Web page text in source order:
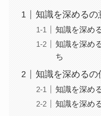
知識を深めるの
知識を深め
知識を深め
ち
知識を深めるの
知識を深め
知識を深め